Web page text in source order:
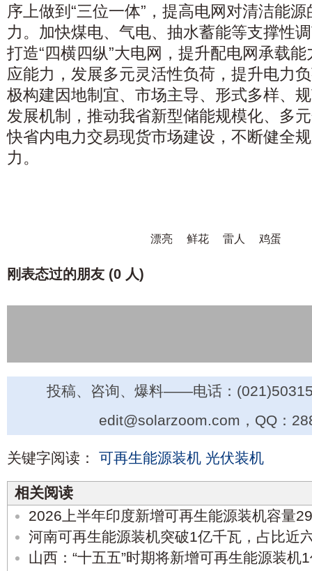
序上做到“三位一体”，提高电网对清洁能
力。加快煤电、气电、抽水蓄能等支撑性
打造“四横四纵”大电网，提升配电网承载
应能力，发展多元灵活性负荷，提升电力
极构建因地制宜、市场主导、形式多样、
发展机制，推动我省新型储能规模化、多
快省内电力交易现货市场建设，不断健全
力。
漂亮 鲜花 雷人 鸡蛋
刚表态过的朋友 (0 人)
投稿、咨询、爆料——电话：
edit@solarzoom.com，QQ：
关键字阅读： 可再生能源装机 光伏装机
相关阅读
2026上半年印度新增可再生能源装机容量
河南可再生能源装机突破1亿千瓦，占比近
山西：“十五五”时期将新增可再生能源装机